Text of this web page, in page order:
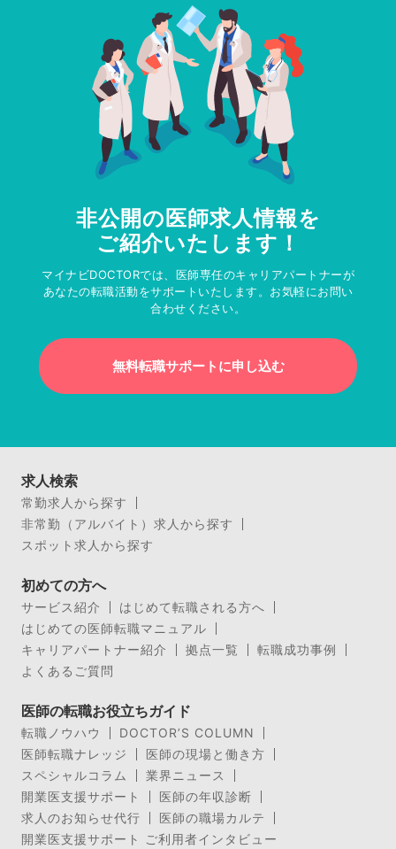
非公開の医師求人情報を
ご紹介いたします！
マイナビDOCTORでは、医師専任のキャリアパートナーが
あなたの転職活動をサポートいたします。お気軽にお問い
合わせください。
無料転職サポートに申し込む
求人検索
常勤求人から探す
非常勤（アルバイト）求人から探す
スポット求人から探す
初めての方へ
サービス紹介
はじめて転職される方へ
はじめての医師転職マニュアル
キャリアパートナー紹介
拠点一覧
転職成功事例
よくあるご質問
医師の転職お役立ちガイド
転職ノウハウ
DOCTOR’S COLUMN
医師転職ナレッジ
医師の現場と働き方
スペシャルコラム
業界ニュース
開業医支援サポート
医師の年収診断
求人のお知らせ代行
医師の職場カルテ
開業医支援サポート ご利用者インタビュー